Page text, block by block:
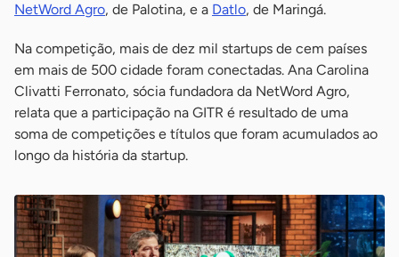
NetWord Agro, de Palotina, e a Datlo, de Maringá.
Na competição, mais de dez mil startups de cem países
em mais de 500 cidade foram conectadas. Ana Carolina
Clivatti Ferronato, sócia fundadora da NetWord Agro,
relata que a participação na GITR é resultado de uma
soma de competições e títulos que foram acumulados ao
longo da história da startup.